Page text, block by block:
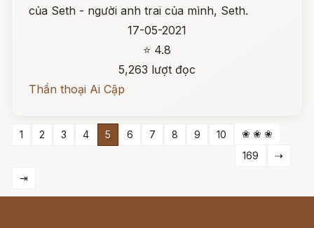
của Seth - người anh trai của mình, Seth.
17-05-2021
⭐ 4.8
5,263 lượt đọc
Thần thoại Ai Cập
1 2 3 4 5 6 7 8 9 10
❀ ❀ ❀
169
⇢
⇥